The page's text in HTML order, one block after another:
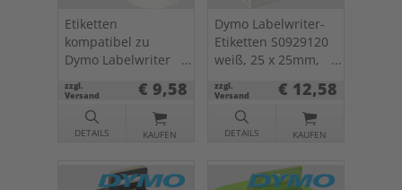
Etiketten
kompatibel zu
Dymo Labelwriter
weiß, 57 x 32mm,
1000 St.
zzgl.
Versand
€ 9,58
DETAILS KAUFEN
Dymo Labelwriter-
Etiketten S0929120
weiß, 25 x 25mm,
zzgl.
Versand
€ 12,58
DETAILS KAUFEN